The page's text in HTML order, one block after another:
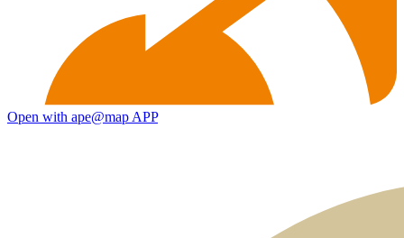
Open with ape@map APP